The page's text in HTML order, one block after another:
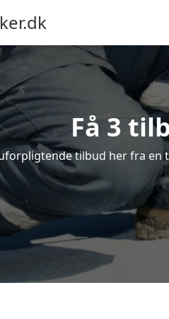
Få 3
tilbud her fra en